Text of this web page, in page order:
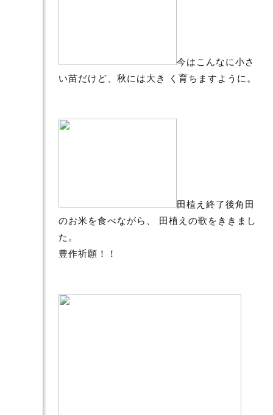
今はこんなに小さ
い苗だけど、秋には大き く育ちますように。
田植え終了後角田
のお米を食べながら、 田植えの歌をききまし
た。
豊作祈願！！